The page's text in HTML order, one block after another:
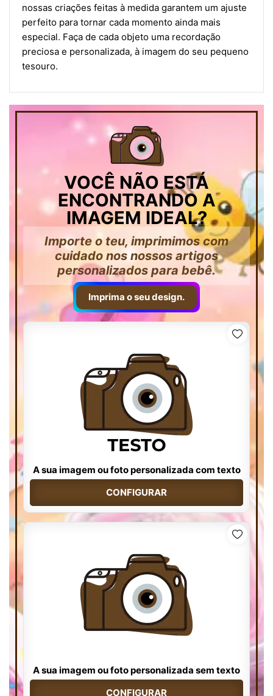
nossas criações feitas à medida garantem um ajuste
perfeito para tornar cada momento ainda mais
especial. Faça de cada objeto uma recordação
preciosa e personalizada, à imagem do seu pequeno
tesouro.
VOCÊ NÃO ESTÁ
ENCONTRANDO A
IMAGEM IDEAL?
Importe o teu, imprimimos com
cuidado nos nossos artigos
personalizados para bebê.
Imprima o seu design.
A sua imagem ou foto personalizada com texto
CONFIGURAR
A sua imagem ou foto personalizada sem texto
CONFIGURAR